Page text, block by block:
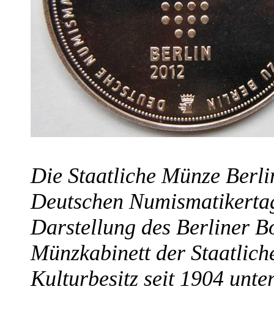
Die Staatliche Münze
Deutschen
Darstellung des Berliner
Münzkabinett der
Kulturbesitz seit 1904